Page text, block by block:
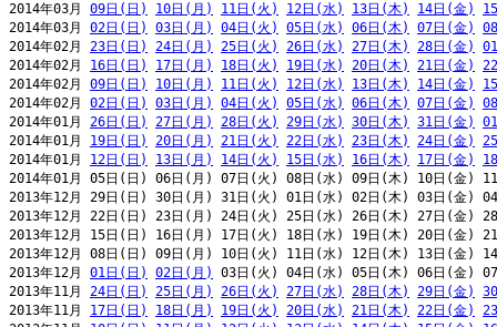
2014年03月 09日(日) 10日(月) 11日(火) 12日(水) 13日(木) 14日(金)
2014年03月 02日(日) 03日(月) 04日(火) 05日(水) 06日(木) 07日(金)
2014年02月 23日(日) 24日(月) 25日(火) 26日(水) 27日(木) 28日(金)
2014年02月 16日(日) 17日(月) 18日(火) 19日(水) 20日(木) 21日(金)
2014年02月 09日(日) 10日(月) 11日(火) 12日(水) 13日(木) 14日(金)
2014年02月 02日(日) 03日(月) 04日(火) 05日(水) 06日(木) 07日(金)
2014年01月 26日(日) 27日(月) 28日(火) 29日(水) 30日(木) 31日(金)
2014年01月 19日(日) 20日(月) 21日(火) 22日(水) 23日(木) 24日(金)
2014年01月 12日(日) 13日(月) 14日(火) 15日(水) 16日(木) 17日(金)
2014年01月 05日(日) 06日(月) 07日(火) 08日(水) 09日(木) 10日(金)
2013年12月 29日(日) 30日(月) 31日(火) 01日(水) 02日(木) 03日(金)
2013年12月 22日(日) 23日(月) 24日(火) 25日(水) 26日(木) 27日(金)
2013年12月 15日(日) 16日(月) 17日(火) 18日(水) 19日(木) 20日(金)
2013年12月 08日(日) 09日(月) 10日(火) 11日(水) 12日(木) 13日(金)
2013年12月 01日(日) 02日(月)
03日(火) 04日(水) 05日(木) 06日(金)
2013年11月 24日(日) 25日(月) 26日(火) 27日(水) 28日(木) 29日(金)
2013年11月 17日(日) 18日(月) 19日(火) 20日(水) 21日(木) 22日(金)